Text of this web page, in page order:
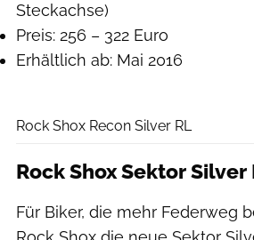
Steckachse)
Preis: 256 – 322 Euro
Erhältlich ab: Mai 2016
Rock Shox Recon Silver RL
Rock Shox Sektor Silver
Für Biker, die mehr Federweg